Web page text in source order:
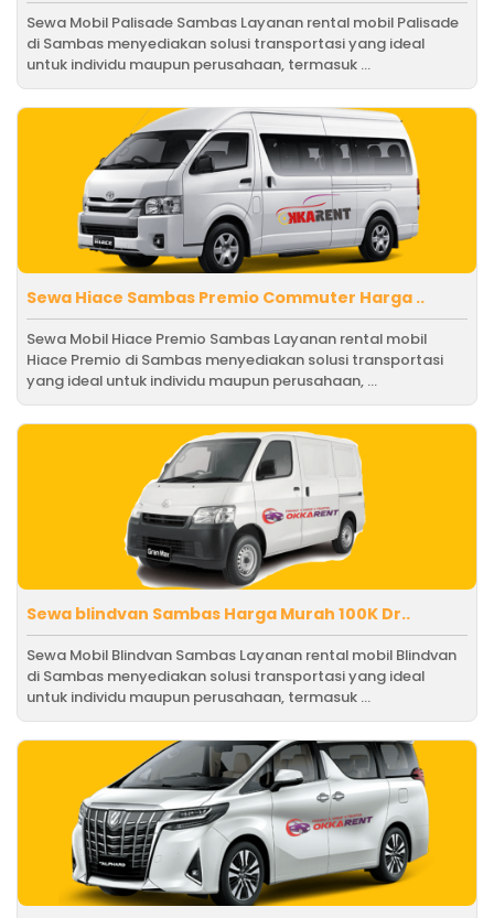
Sewa Mobil Palisade Sambas Layanan rental mobil Palisade
di Sambas menyediakan solusi transportasi yang ideal
untuk individu maupun perusahaan, termasuk ...
Sewa Hiace Sambas Premio Commuter Harga ..
Sewa Mobil Hiace Premio Sambas Layanan rental mobil
Hiace Premio di Sambas menyediakan solusi transportasi
yang ideal untuk individu maupun perusahaan, ...
Sewa blindvan Sambas Harga Murah 100K Dr..
Sewa Mobil Blindvan Sambas Layanan rental mobil Blindvan
di Sambas menyediakan solusi transportasi yang ideal
untuk individu maupun perusahaan, termasuk ...